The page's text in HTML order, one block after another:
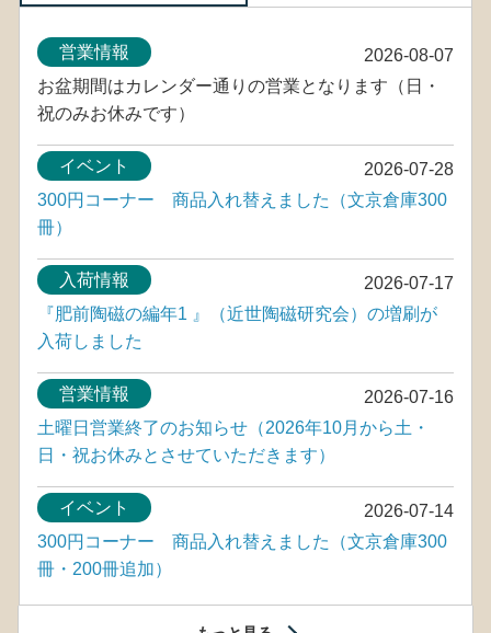
2026-08-07
営業情報
お盆期間はカレンダー通りの営業となります（日・
祝のみお休みです）
2026-07-28
イベント
300円コーナー 商品入れ替えました（文京倉庫300
冊）
2026-07-17
入荷情報
『肥前陶磁の編年1 』（近世陶磁研究会）の増刷が
入荷しました
2026-07-16
営業情報
土曜日営業終了のお知らせ（2026年10月から土・
日・祝お休みとさせていただきます）
2026-07-14
イベント
300円コーナー 商品入れ替えました（文京倉庫300
冊・200冊追加）